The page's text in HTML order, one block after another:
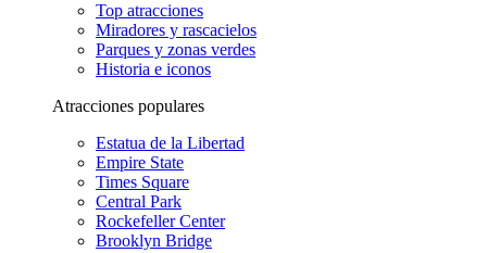
Top atracciones
Miradores y rascacielos
Parques y zonas verdes
Historia e iconos
Atracciones populares
Estatua de la Libertad
Empire State
Times Square
Central Park
Rockefeller Center
Brooklyn Bridge